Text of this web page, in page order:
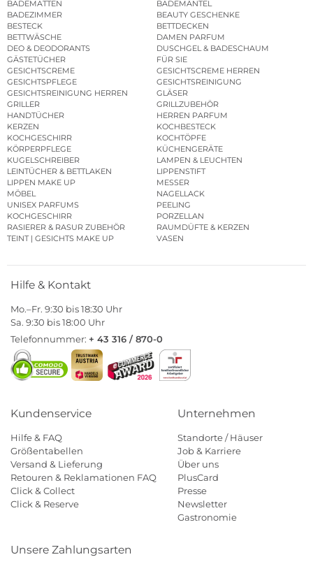
BADEMATTEN
BADEMÄNTEL
BADEZIMMER
BEAUTY GESCHENKE
BESTECK
BETTDECKEN
BETTWÄSCHE
DAMEN PARFUM
DEO & DEODORANTS
DUSCHGEL & BADESCHAUM
GÄSTETÜCHER
FÜR SIE
GESICHTSCREME
GESICHTSCREME HERREN
GESICHTSPFLEGE
GESICHTSREINIGUNG
GESICHTSREINIGUNG HERREN
GLÄSER
GRILLER
GRILLZUBEHÖR
HANDTÜCHER
HERREN PARFUM
KERZEN
KOCHBESTECK
KOCHGESCHIRR
KOCHTÖPFE
KÖRPERPFLEGE
KÜCHENGERÄTE
KUGELSCHREIBER
LAMPEN & LEUCHTEN
LEINTÜCHER & BETTLAKEN
LIPPENSTIFT
LIPPEN MAKE UP
MESSER
MÖBEL
NAGELLACK
UNISEX PARFUMS
PEELING
KOCHGESCHIRR
PORZELLAN
RASIERER & RASUR ZUBEHÖR
RAUMDÜFTE & KERZEN
TEINT | GESICHTS MAKE UP
VASEN
Hilfe & Kontakt
Mo.–Fr. 9:30 bis 18:30 Uhr
Sa. 9:30 bis 18:00 Uhr
Telefonnummer: + 43 316 / 870-0
Kundenservice
Hilfe & FAQ
Größentabellen
Versand & Lieferung
Retouren & Reklamationen FAQ
Click & Collect
Click & Reserve
Unternehmen
Standorte / Häuser
Job & Karriere
Über uns
PlusCard
Presse
Newsletter
Gastronomie
Unsere Zahlungsarten